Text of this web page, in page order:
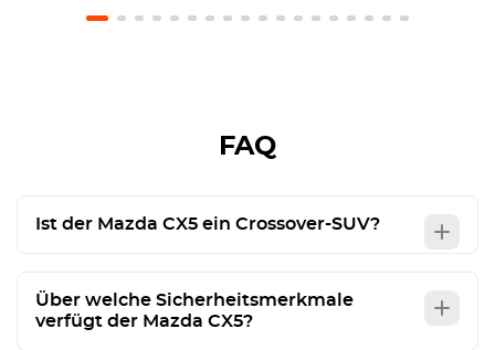
FAQ
Ist der Mazda CX5 ein Crossover-SUV?
Über welche Sicherheitsmerkmale
verfügt der Mazda CX5?